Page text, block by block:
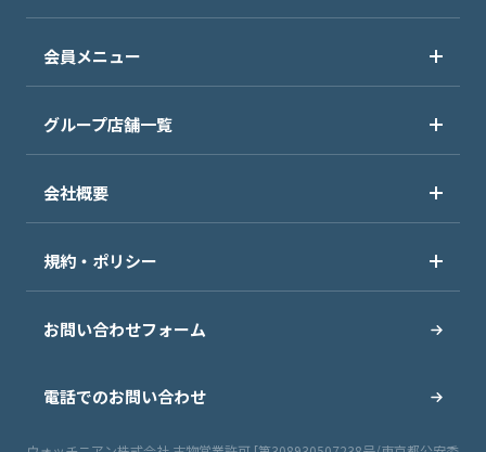
会員メニュー
グループ店舗一覧
会社概要
規約・ポリシー
お問い合わせフォーム
電話でのお問い合わせ